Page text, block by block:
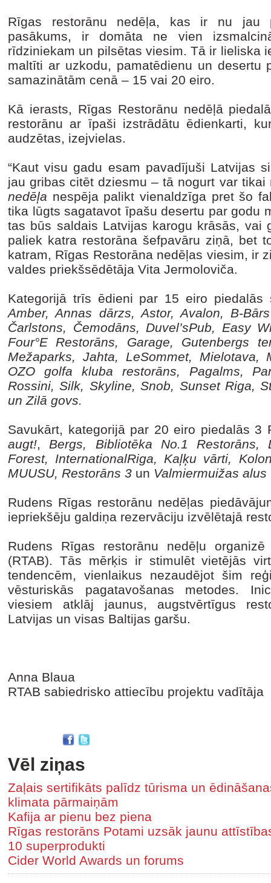
Rīgas restorānu nedēļa, kas ir nu jau
pasākums, ir domāta ne vien
rīdziniekam un pilsētas viesim. Tā ir lieliska
maltīti ar uzkodu, pamatēdienu un desertu
samazinātām cenā – 15 vai 20 eiro.
Kā ierasts, Rīgas Restorānu nedēļā
restorānu ar īpaši izstrādātu ēdienkarti,
audzētas, izejvielas.
“Kaut visu gadu esam pavadījuši Latvijas
jau gribas citēt dziesmu – tā nogurt var tikai
nedēļa nespēja palikt vienaldzīga pret šo
tika lūgts sagatavot īpašu desertu par godu
tas būs saldais Latvijas karogu krāsās, vai
paliek katra restorāna šefpavāru ziņā, bet
katram, Rīgas Restorāna nedēļas viesim, ir
valdes priekšsēdētāja Vita Jermoloviča.
Kategorijā trīs ēdieni par 15 eiro piedalās
Amber, Annas dārzs, Astor, Avalon, B-
Čarlstons, Čemodāns, Duvel’sPub, Easy
Four°E Restorāns, Garage, Gutenbergs
Mežaparks, Jahta, LeSommet, Mielotava,
OZO golfa kluba restorāns, Pagalms,
Rossini, Silk, Skyline, Snob, Sunset Riga,
un Zilā govs.
Savukārt, kategorijā par 20 eiro piedalās 3
augt!, Bergs, Bibliotēka No.1 Restorāns,
Forest, InternationalRiga, Kaļķu vārti,
MUUSU, Restorāns 3 un Valmiermuižas
Rudens Rīgas restorānu nedēļas
iepriekšēju galdiņa rezervāciju izvēlētajā
Rudens Rīgas restorānu nedēļu
(RTAB). Tās mērķis ir stimulēt vietējās
tendencēm, vienlaikus nezaudējot šim
vēsturiskās pagatavošanas metodes.
viesiem atklāj jaunus, augstvērtīgus
Latvijas un visas Baltijas garšu.
Anna Blaua
RTAB sabiedrisko attiecību projektu vadītāja
Vēl ziņas
Zaļais sertifikāts palīdz tūrisma un
klimata pārmaiņām
Kafija ar pienu bez piena
Rīgas restorāns Potami uzsāk jaunu
10 superprodukti
Cider World Awards un forums